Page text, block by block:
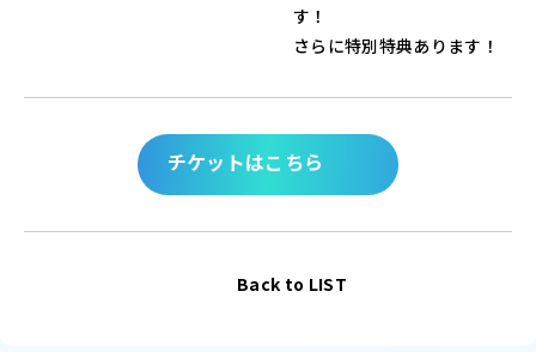
す！
さらに特別特典あります！
チケットはこちら
Back to LIST